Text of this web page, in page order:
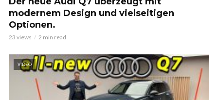
modernem Design und vielseitigen
Optionen.
23 views 2 min read
VIDEO